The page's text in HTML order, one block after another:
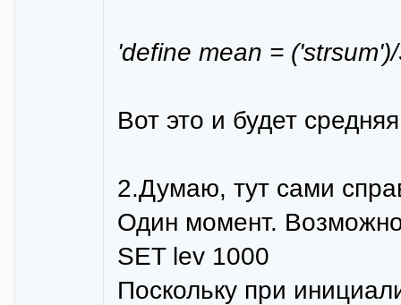
'define mean =
Вот это и будет средняя
2.Думаю, тут сами
Один момент.
SET lev 1000
Поскольку при